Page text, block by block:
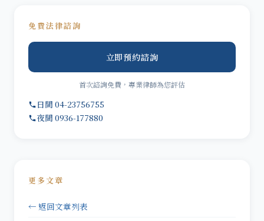
免費法律諮詢
立即預約諮詢
首次諮詢免費，專業律師為您評估
日間 04-23756755
夜間 0936-177880
更多文章
← 返回文章列表